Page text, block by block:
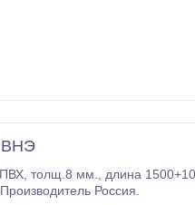
ВНЭ
толщ.8 мм., длина
Россия.